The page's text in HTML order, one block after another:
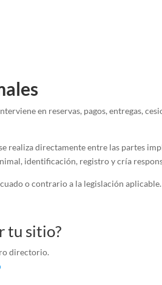
en reservas, pagos, entregas,
realiza directamente entre las partes
identificación, registro y cría
o contrario a la legislación aplicable.
tu sitio?
directorio.